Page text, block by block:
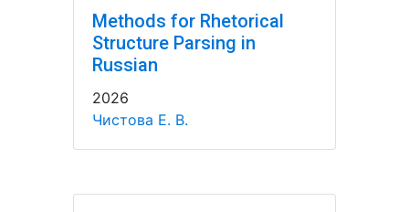
Methods for Rhetorical
Structure Parsing in
Russian
2026
Чистова Е. В.